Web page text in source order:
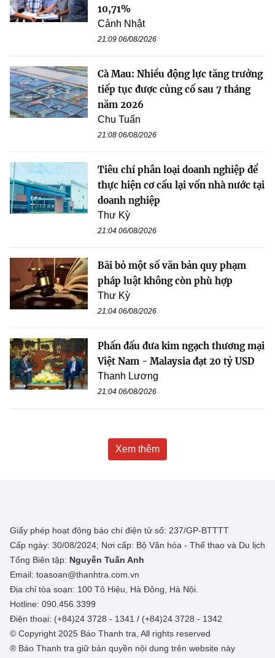
10,71%
Cảnh Nhật
21:09 06/08/2026
Cà Mau: Nhiều động lực tăng trưởng
tiếp tục được củng cố sau 7 tháng
năm 2026
Chu Tuấn
21:08 06/08/2026
Tiêu chí phân loại doanh nghiệp để
thực hiện cơ cấu lại vốn nhà nước tại
doanh nghiệp
Thư Kỳ
21:04 06/08/2026
Bãi bỏ một số văn bản quy phạm
pháp luật không còn phù hợp
Thư Kỳ
21:04 06/08/2026
Phấn đấu đưa kim ngạch thương mại
Việt Nam - Malaysia đạt 20 tỷ USD
Thanh Lương
21:04 06/08/2026
Xem thêm
Giấy phép hoạt động báo chí điện tử số: 237/GP-BTTTT
Cấp ngày: 30/08/2024; Nơi cấp: Bộ Văn hóa - Thể thao và Du lịch
Tổng Biên tập: Nguyễn Tuấn Anh
Email: toasoan@thanhtra.com.vn
Địa chỉ tòa soạn: 100 Tô Hiệu, Hà Đông, Hà Nội.
Hotline: 090.456.3399
Điện thoại: (+84)24 3728 - 1341 / (+84)24 3728 - 1342
© Copyright 2025 Báo Thanh tra, All rights reserved
® Báo Thanh tra giữ bản quyền nội dung trên website này